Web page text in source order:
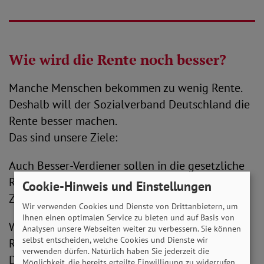
Wie wird die Rente noch besser?
Manche Menschen bekommen zu wenig Rente.
Deshalb will der Sozialverband Deutschland die
Rente besser machen.
Das sind unsere Ziele:
Auch Besser-Verdiener sollen in die gesetzliche
Rente einzahlen.
Zum Beispiel Politiker*innen.
Wenn die Löhne steigen, dann soll auch die
Rente steigen.
Die Standard-Rente soll 53 Prozent vom Lohn
Cookie-Hinweis und Einstellungen
Wir verwenden Cookies und Dienste von Drittanbietern, um
Ihnen einen optimalen Service zu bieten und auf Basis von
Analysen unsere Webseiten weiter zu verbessern. Sie können
selbst entscheiden, welche Cookies und Dienste wir
verwenden dürfen. Natürlich haben Sie jederzeit die